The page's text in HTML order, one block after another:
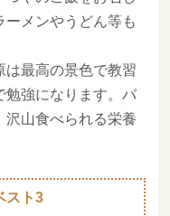
ーメンやうどん等も
は最高の景色で教習
勉強になります。バ
沢山食べられる栄養
スト3